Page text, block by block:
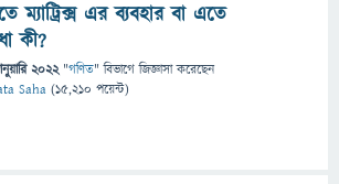
ম্যাট্রিক্স এর ব্যবহার বা এতে
কী?
2022 "গণিত" বিভাগে জিজ্ঞাসাকরেছেন
Saha (15,210 পয়েন্ট)